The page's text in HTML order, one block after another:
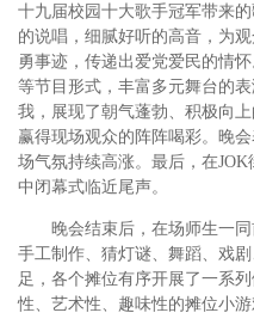
十九届校园十大歌手冠军带来
的说唱，细腻好听的高音，为
勇事迹，传递出爱党爱民的情
等节目形式，丰富多元舞台的
我，展现了朝气蓬勃、积极向
赢得现场观众的阵阵喝彩。晚
场气氛持续高涨。最后，在
中闭幕式临近尾声。
晚会结束后，在场师生一
手工制作、猜灯谜、舞蹈、戏
足，各个摊位有序开展了一系
性、艺术性、趣味性的摊位小